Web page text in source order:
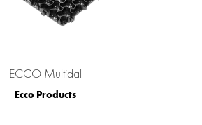
ECCO Multidal
Ecco Products